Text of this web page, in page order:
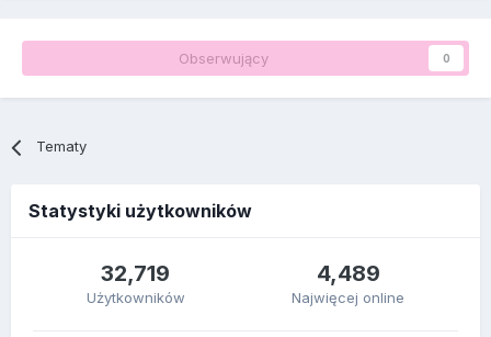
Obserwujący 0
Tematy
Statystyki użytkowników
32,719
Użytkowników
4,489
Najwięcej online